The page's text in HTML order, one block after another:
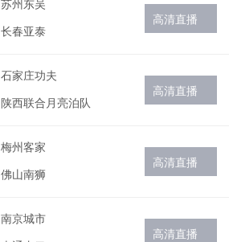
苏州东吴
长春亚泰
高清直播
石家庄功夫
陕西联合月亮泊队
高清直播
梅州客家
佛山南狮
高清直播
南京城市
高清直播